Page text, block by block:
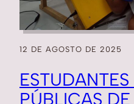
12 DE AGOSTO DE 2025
PÚBLICAS DE